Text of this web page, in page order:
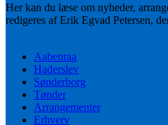
Her kan du læse om nyheder,
redigeres af Erik Egvad Petersen,
Aabenraa
Haderslev
Sønderborg
Tønder
Arrangementer
Erhverv